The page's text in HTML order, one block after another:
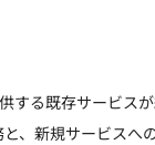
する既存サービス
、新規サービスへ